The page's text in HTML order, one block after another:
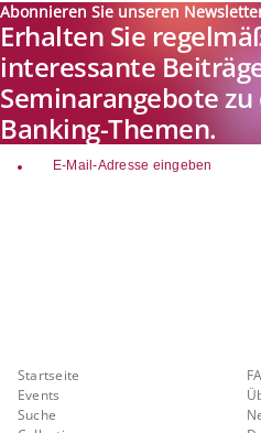
Abonnieren Sie unseren
Erhalten Sie
interessante
Seminarangebote
Banking-Themen.
email
Startseite
Events
Suche